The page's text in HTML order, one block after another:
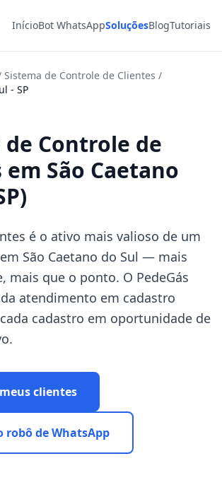
InícioBot WhatsAppSoluçõesBlogTutoriais
Sistema de Controle de Clientes /
- SP
de Controle de
São Caetano
é o ativo mais valioso de um
São Caetano do Sul — mais
mais que o ponto. O PedeGás
atendimento em cadastro
cadastro em oportunidade de
clientes
robô de WhatsApp